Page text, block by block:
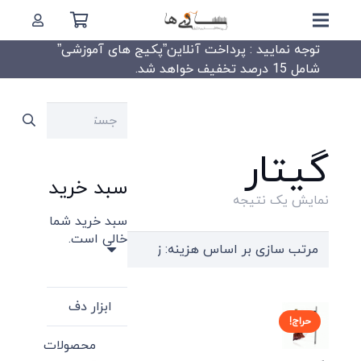
توجه نمایید : پرداخت آنلاین”پکیج های آموزشی”
شامل 15 درصد تخفیف خواهد شد.
گیتار
نمایش یک نتیجه
حراج!
جستجو
سبد خرید
سبد خرید شما
خالی است.
ابزار دف
محصولات